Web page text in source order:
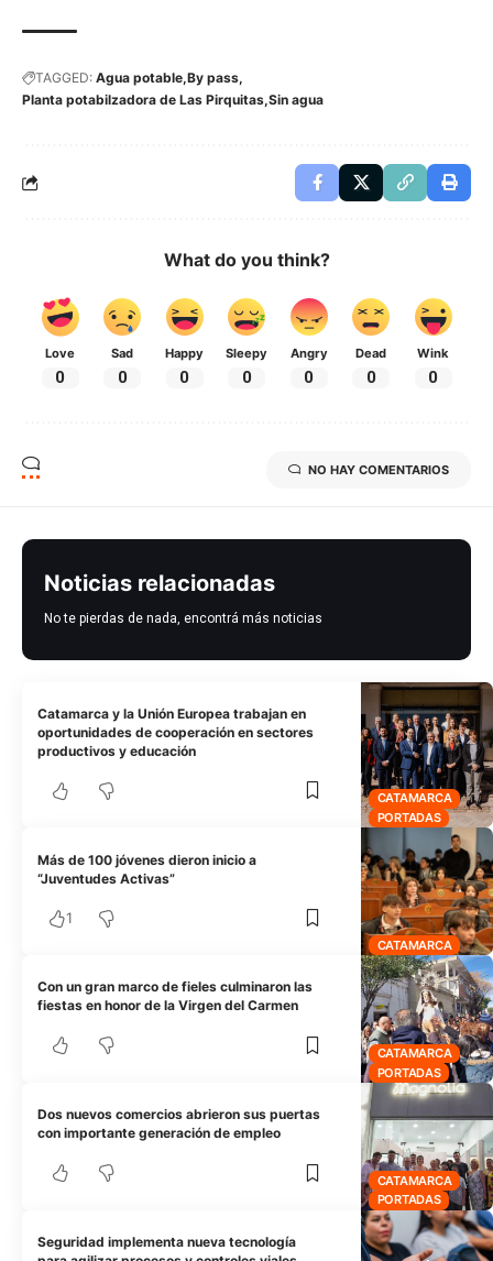
TAGGED: Agua potable By pass
Planta potabilzadora de Las Pirquitas Sin agua
What do you think?
Love
0
Sad
0
Happy
0
Sleepy
0
Angry
0
Dead
0
Wink
0
NO HAY COMENTARIOS
Noticias relacionadas
No te pierdas de nada, encontrá más noticias
CATAMARCA
PORTADAS
Catamarca y la Unión Europea trabajan en
oportunidades de cooperación en sectores
productivos y educación
CATAMARCA
Más de 100 jóvenes dieron inicio a
“Juventudes Activas”
1
CATAMARCA
PORTADAS
Con un gran marco de fieles culminaron las
fiestas en honor de la Virgen del Carmen
CATAMARCA
PORTADAS
Dos nuevos comercios abrieron sus puertas
con importante generación de empleo
Seguridad implementa nueva tecnología